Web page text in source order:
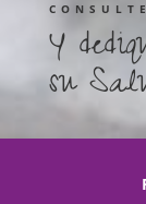
Y
su